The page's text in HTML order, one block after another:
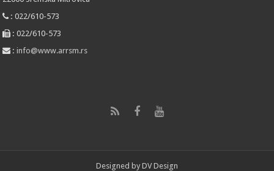
:022/610-573
:022/610-573
: info@www.arrsm.rs
Designed by DV Design